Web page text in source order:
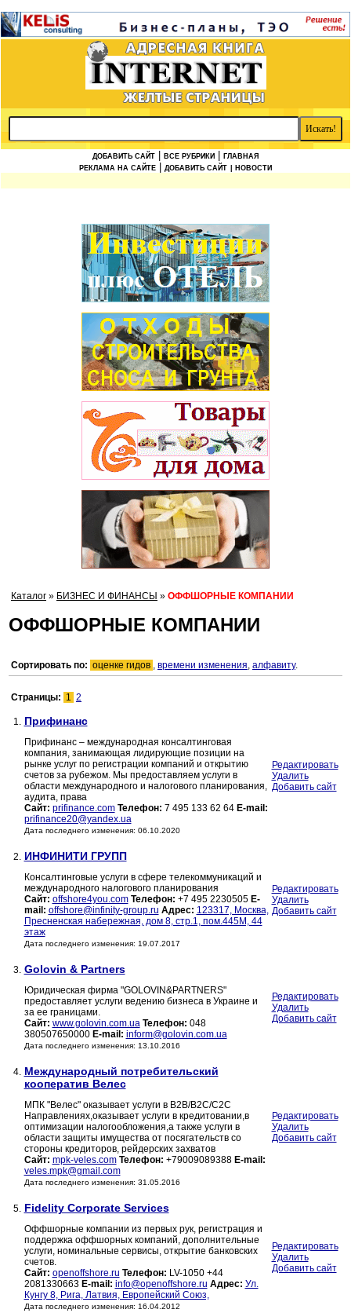
ДОБАВИТЬ САЙТ ВСЕ РУБРИКИ
ГЛАВНАЯ
РЕКЛАМА НА САЙТЕ
ДОБАВИТЬ САЙТ | НОВОСТИ
Каталог » БИЗНЕС И ФИНАНСЫ » ОФФШОРНЫЕ КОМПАНИИ
ОФФШОРНЫЕ КОМПАНИИ
Сортировать по: оценке гидов , времени изменения, алфавиту.
Страницы: 1 2
1. Прифинанс
Прифинанс – международная консалтинговая
компания, занимающая лидирующие позиции на
рынке услуг по регистрации компаний и открытию
счетов за рубежом. Мы предоставляем услуги в
области международного и налогового планирования,
аудита, права
Сайт: prifinance.com Телефон: 7 495 133 62 64 E-mail:
prifinance20@yandex.ua
Дата последнего изменения: 06.10.2020
Редактировать
Удалить
Добавить сайт
2. ИНФИНИТИ ГРУПП
Консалтинговые услуги в сфере телекоммуникаций и
международного налогового планирования
Сайт: offshore4you.com Телефон: +7 495 2230505 E-
mail: offshore@infinity-group.ru Адрес: 123317, Москва,
Пресненская набережная, дом 8, стр.1, пом.445М, 44
этаж
Дата последнего изменения: 19.07.2017
Редактировать
Удалить
Добавить сайт
3. Golovin & Partners
Юридическая фирма "GOLOVIN&PARTNERS"
предоставляет услуги ведению бизнеса в Украине и
за ее границами.
Сайт: www.golovin.com.ua Телефон: 048
380507650000 E-mail: inform@golovin.com.ua
Дата последнего изменения: 13.10.2016
Редактировать
Удалить
Добавить сайт
4. Международный потребительский
кооператив Велес
МПК "Велес" оказывает услуги в B2B/B2C/C2C
Направлениях,оказывает услуги в кредитовании,в
оптимизации налогообложения,а также услуги в
области защиты имущества от посягательств со
стороны кредиторов, рейдерских захватов
Сайт: mpk-veles.com Телефон: +79009089388 E-mail:
veles.mpk@gmail.com
Дата последнего изменения: 31.05.2016
Редактировать
Удалить
Добавить сайт
5. Fidelity Corporate Services
Оффшорные компании из первых рук, регистрация и
поддержка оффшорных компаний, дополнительные
услуги, номинальные сервисы, открытие банковских
счетов.
Сайт: openoffshore.ru Телефон: LV-1050 +44
2081330663 E-mail: info@openoffshore.ru Адрес: Ул.
Кунгу 8, Рига, Латвия, Европейский Союз,
Дата последнего изменения: 16.04.2012
Редактировать
Удалить
Добавить сайт